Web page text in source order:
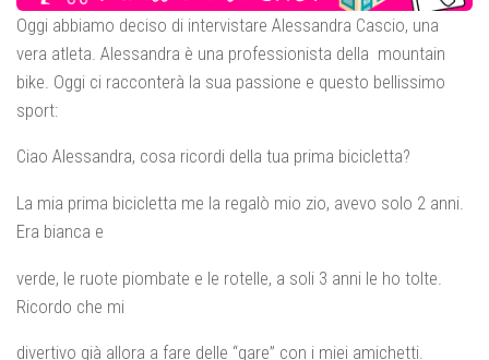
Oggi abbiamo deciso di intervistare Alessandra Cascio, una
vera atleta. Alessandra è una professionista della mountain
bike. Oggi ci racconterà la sua passione e questo bellissimo
sport:
Ciao Alessandra, cosa ricordi della tua prima bicicletta?
La mia prima bicicletta me la regalò mio zio, avevo solo 2 anni.
Era bianca e
verde, le ruote piombate e le rotelle, a soli 3 anni le ho tolte.
Ricordo che mi
divertivo già allora a fare delle “gare” con i miei amichetti.